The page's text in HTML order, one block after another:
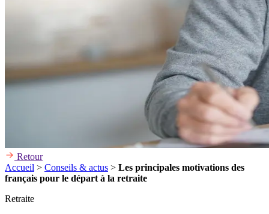
Retour
Accueil > Conseils & actus > Les principales motivations des
français pour le départ à la retraite
Retraite